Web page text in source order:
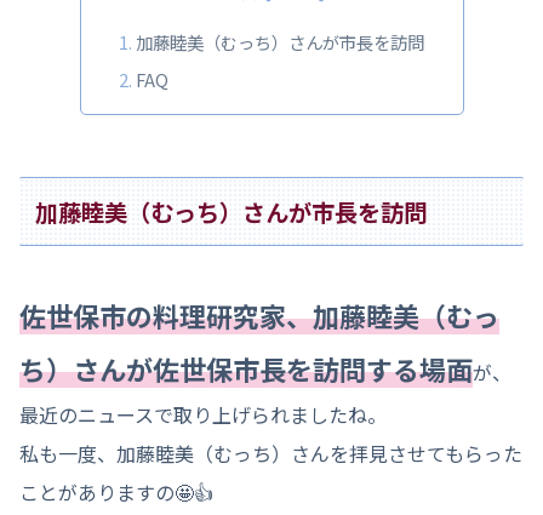
加藤睦美（むっち）さんが市長を訪問
FAQ
加藤睦美（むっち）さんが市長を訪問
佐世保市の料理研究家、加藤睦美（むっ
ち）さんが佐世保市長を訪問する場面が、
最近のニュースで取り上げられましたね。
私も一度、加藤睦美（むっち）さんを拝見させてもらった
ことがありますの🤩👍